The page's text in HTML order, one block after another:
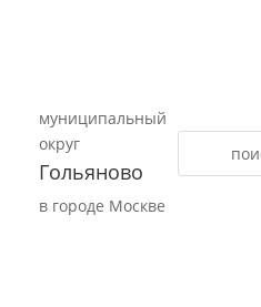
муниципальный
округ
Гольяново
в городе Москве